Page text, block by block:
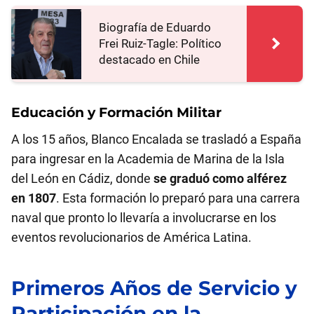
Biografía de Eduardo
Frei Ruiz-Tagle: Político
destacado en Chile
Educación y Formación Militar
A los 15 años, Blanco Encalada se trasladó a España
para ingresar en la Academia de Marina de la Isla
del León en Cádiz, donde se graduó como alférez
en 1807. Esta formación lo preparó para una carrera
naval que pronto lo llevaría a involucrarse en los
eventos revolucionarios de América Latina.
Primeros Años de Servicio y